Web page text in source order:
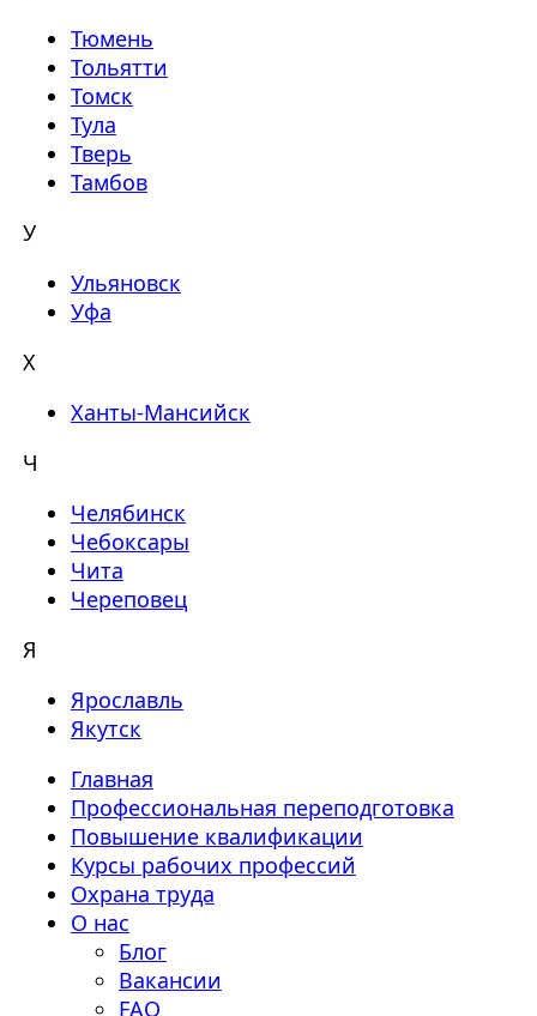
Тюмень
Тольятти
Томск
Тула
Тверь
Тамбов
У
Ульяновск
Уфа
Х
Ханты-Мансийск
Ч
Челябинск
Чебоксары
Чита
Череповец
Я
Ярославль
Якутск
Главная
Профессиональная переподготовка
Повышение квалификации
Курсы рабочих профессий
Охрана труда
О нас
Блог
Вакансии
FAQ